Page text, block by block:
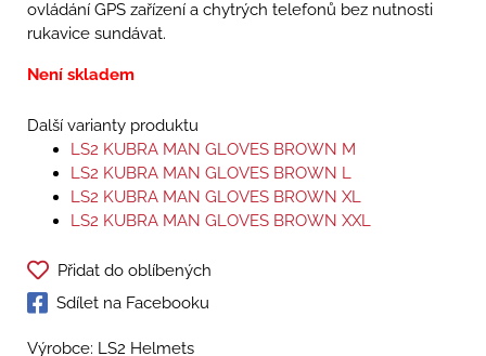
ovládání GPS zařízení a chytrých telefonů bez nutnosti
rukavice sundávat.
Není skladem
Další varianty produktu
LS2 KUBRA MAN GLOVES BROWN M
LS2 KUBRA MAN GLOVES BROWN L
LS2 KUBRA MAN GLOVES BROWN XL
LS2 KUBRA MAN GLOVES BROWN XXL
Přidat do oblíbených
Sdílet na Facebooku
Výrobce: LS2 Helmets